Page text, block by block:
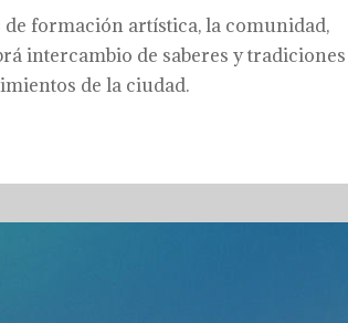
de formación artística, la comunidad,
intercambio de saberes y tradiciones
de la ciudad.